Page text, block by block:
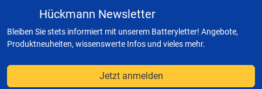
Hückmann Newsletter
Bleiben Sie stets informiert mit unserem Batteryletter! Angebote,
Produktneuheiten, wissenswerte Infos und vieles mehr.
Jetzt anmelden